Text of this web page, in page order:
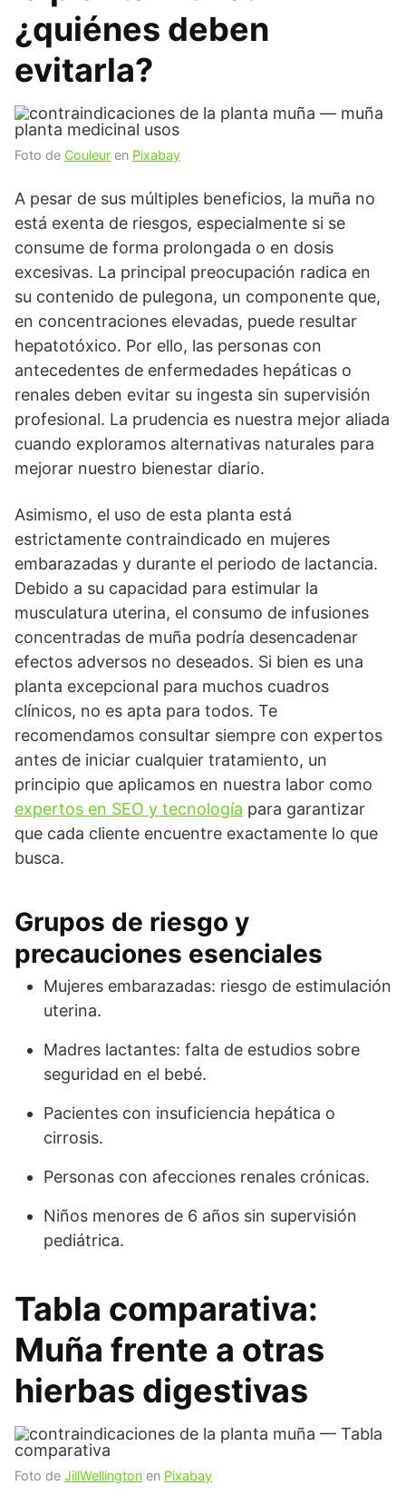
¿quiénes deben
evitarla?
Foto de Couleur en Pixabay
A pesar de sus múltiples beneficios, la muña no
está exenta de riesgos, especialmente si se
consume de forma prolongada o en dosis
excesivas. La principal preocupación radica en
su contenido de pulegona, un componente que,
en concentraciones elevadas, puede resultar
hepatotóxico. Por ello, las personas con
antecedentes de enfermedades hepáticas o
renales deben evitar su ingesta sin supervisión
profesional. La prudencia es nuestra mejor aliada
cuando exploramos alternativas naturales para
mejorar nuestro bienestar diario.
Asimismo, el uso de esta planta está
estrictamente contraindicado en mujeres
embarazadas y durante el periodo de lactancia.
Debido a su capacidad para estimular la
musculatura uterina, el consumo de infusiones
concentradas de muña podría desencadenar
efectos adversos no deseados. Si bien es una
planta excepcional para muchos cuadros
clínicos, no es apta para todos. Te
recomendamos consultar siempre con expertos
antes de iniciar cualquier tratamiento, un
principio que aplicamos en nuestra labor como
expertos en SEO y tecnología para garantizar
que cada cliente encuentre exactamente lo que
busca.
Grupos de riesgo y
precauciones esenciales
Mujeres embarazadas: riesgo de estimulación
uterina.
Madres lactantes: falta de estudios sobre
seguridad en el bebé.
Pacientes con insuficiencia hepática o
cirrosis.
Personas con afecciones renales crónicas.
Niños menores de 6 años sin supervisión
pediátrica.
Tabla comparativa:
Muña frente a otras
hierbas digestivas
Foto de JillWellington en Pixabay